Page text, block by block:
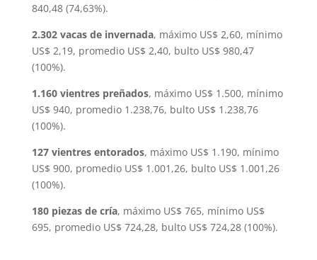
840,48 (74,63%).
2.302 vacas de invernada, máximo US$ 2,60, mínimo
US$ 2,19, promedio US$ 2,40, bulto US$ 980,47
(100%).
1.160 vientres preñados, máximo US$ 1.500, mínimo
US$ 940, promedio 1.238,76, bulto US$ 1.238,76
(100%).
127 vientres entorados, máximo US$ 1.190, mínimo
US$ 900, promedio US$ 1.001,26, bulto US$ 1.001,26
(100%).
180 piezas de cría, máximo US$ 765, mínimo US$
695, promedio US$ 724,28, bulto US$ 724,28 (100%).